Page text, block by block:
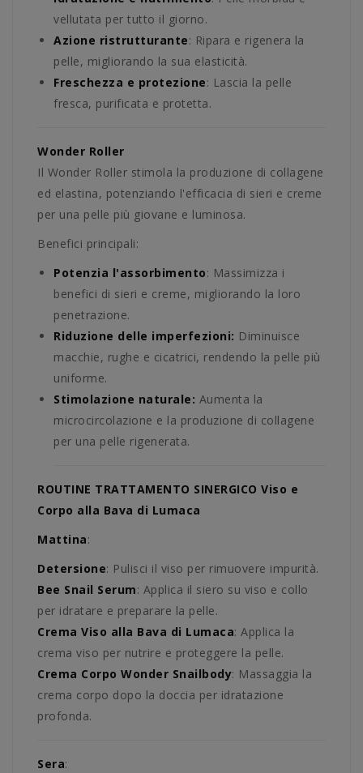
vellutata per tutto il giorno.
Azione ristrutturante: Ripara e rigenera la
pelle, migliorando la sua elasticità.
Freschezza e protezione: Lascia la pelle
fresca, purificata e protetta.
Wonder Roller
Il Wonder Roller stimola la produzione di collagene
ed elastina, potenziando l'efficacia di sieri e creme
per una pelle più giovane e luminosa.
Benefici principali:
Potenzia l'assorbimento: Massimizza i
benefici di sieri e creme, migliorando la loro
penetrazione.
Riduzione delle imperfezioni: Diminuisce
macchie, rughe e cicatrici, rendendo la pelle più
uniforme.
Stimolazione naturale: Aumenta la
microcircolazione e la produzione di collagene
per una pelle rigenerata.
ROUTINE TRATTAMENTO SINERGICO Viso e
Corpo alla Bava di Lumaca
Mattina:
Detersione: Pulisci il viso per rimuovere impurità.
Bee Snail Serum: Applica il siero su viso e collo
per idratare e preparare la pelle.
Crema Viso alla Bava di Lumaca: Applica la
crema viso per nutrire e proteggere la pelle.
Crema Corpo Wonder Snailbody: Massaggia la
crema corpo dopo la doccia per idratazione
profonda.
Sera: